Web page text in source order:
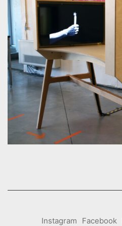
Instagram Facebook